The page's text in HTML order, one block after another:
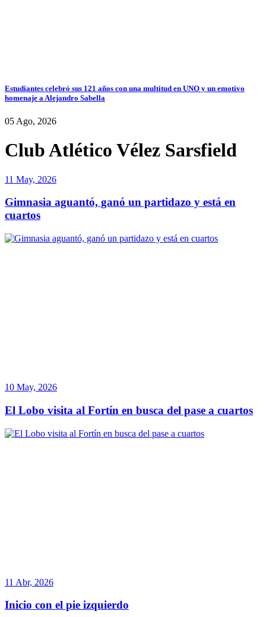
Estudiantes celebró sus 121 años con una multitud en UNO y un emotivo
homenaje a Alejandro Sabella
05 Ago, 2026
Club Atlético Vélez Sarsfield
11 May, 2026
Gimnasia aguantó, ganó un partidazo y está en
cuartos
10 May, 2026
El Lobo visita al Fortín en busca del pase a cuartos
11 Abr, 2026
Inicio con el pie izquierdo